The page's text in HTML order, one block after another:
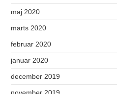
maj 2020
marts 2020
februar 2020
januar 2020
december 2019